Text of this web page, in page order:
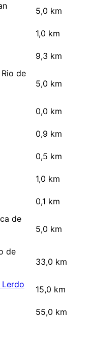
5,0 km
1,0 km
9,3 km
de
5,0 km
0,0 km
0,9 km
0,5 km
1,0 km
0,1 km
de
5,0 km
de
33,0 km
15,0 km
55,0 km